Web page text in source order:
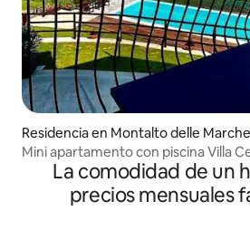
Residencia en Montalto delle Marche
Mini apartamento con piscina Villa
La comodidad de un
precios mensuales